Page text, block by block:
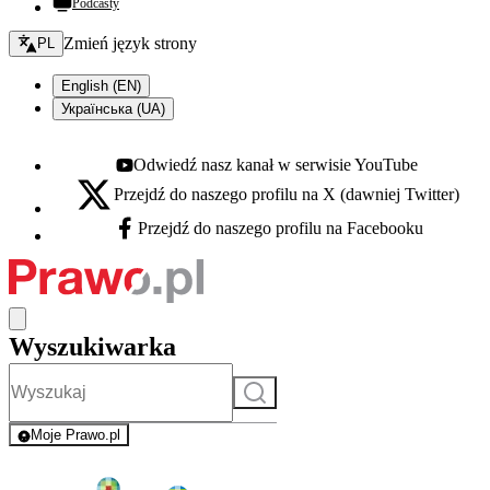
Podcasty
Zmień język - bieżący:
PL Zmień język strony
English (EN)
Українська (UA)
Youtube - otwiera się w nowej karcie
Odwiedź nasz kanał w serwisie YouTube
X - otwiera się w nowej karcie
Przejdź do naszego profilu na X (dawniej Twitter)
Facebook - otwiera się w nowej karcie
Przejdź do naszego profilu na Facebooku
Wyszukiwarka
Szukaj
Moje Prawo.pl
- rejestracja i logowanie do serwisu